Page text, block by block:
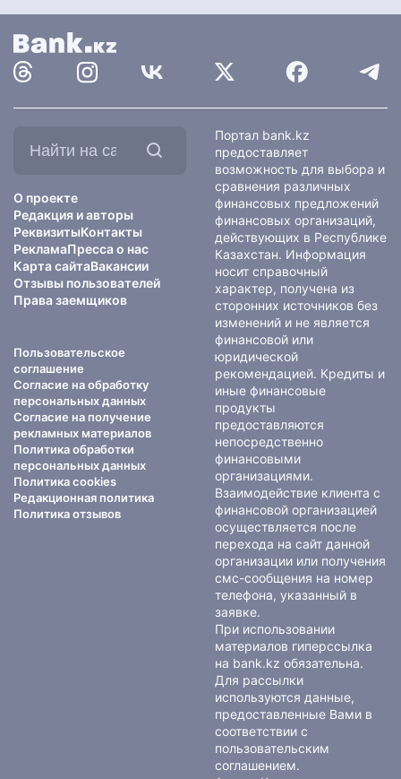
О проекте
Редакция и авторы
РеквизитыКонтакты
РекламаПресса о нас
Карта сайтаВакансии
Отзывы пользователей
Права заемщиков
Пользовательское
соглашение
Согласие на обработку
персональных данных
Согласие на получение
рекламных материалов
Политика обработки
персональных данных
Политика cookies
Редакционная политика
Политика отзывов
Портал bank.kz
предоставляет
возможность для выбора и
сравнения различных
финансовых предложений
финансовых организаций,
действующих в Республике
Казахстан. Информация
носит справочный
характер, получена из
сторонних источников без
изменений и не является
финансовой или
юридической
рекомендацией. Кредиты и
иные финансовые
продукты
предоставляются
непосредственно
финансовыми
организациями.
Взаимодействие клиента с
финансовой организацией
осуществляется после
перехода на сайт данной
организации или получения
смс-сообщения на номер
телефона, указанный в
заявке.
При использовании
материалов гиперссылка
на bank.kz обязательна.
Для рассылки
используются данные,
предоставленные Вами в
соответствии с
пользовательским
соглашением.